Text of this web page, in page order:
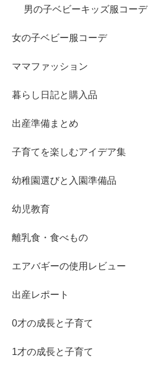
男の子ベビーキッズ服コーデ
女の子ベビー服コーデ
ママファッション
暮らし日記と購入品
出産準備まとめ
子育てを楽しむアイデア集
幼稚園選びと入園準備品
幼児教育
離乳食・食べもの
エアバギーの使用レビュー
出産レポート
0才の成長と子育て
1才の成長と子育て